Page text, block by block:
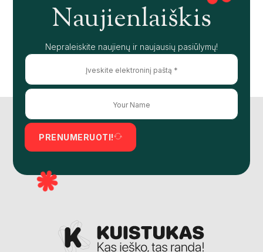
Naujienlaiškis
Nepraleiskite naujienų ir naujausių pasiūlymų!
PRENUMERUOTI!